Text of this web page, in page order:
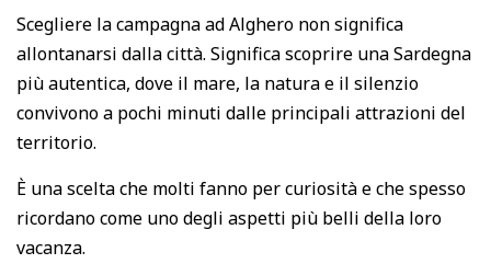
Scegliere la campagna ad Alghero non significa
allontanarsi dalla città. Significa scoprire una Sardegna
più autentica, dove il mare, la natura e il silenzio
convivono a pochi minuti dalle principali attrazioni del
territorio.
È una scelta che molti fanno per curiosità e che spesso
ricordano come uno degli aspetti più belli della loro
vacanza.